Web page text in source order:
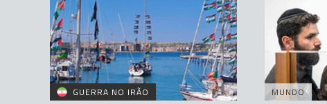
GUERRA NO IRÃO MUNDO